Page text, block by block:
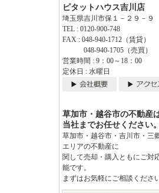
ピタットハウス吉川店
埼玉県吉川市保１－２９－９
TEL : 0120-900-748
FAX : 048-940-1712（賃貸）
048-940-1705（売買）
営業時間 : 9：00～18：00
定休日 : 水曜日
草加市・越谷市の不動産
当社までお任せください。
草加市・越谷市・吉川市・三
エリアの不動産に
関して売却・購入ともにご対
能です。
まずはお気軽にご相談ください